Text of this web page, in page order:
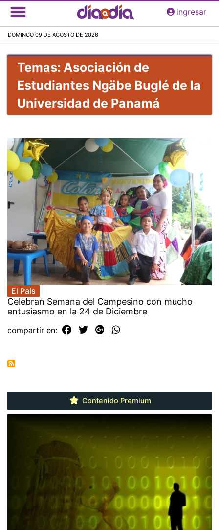
Pasar
al
principal
ingresar
DOMINGO 09 DE AGOSTO DE 2026
Temas: Asociación de
Estudiantes Ngäbe Buglé de la
Universidad de Panamá
El País
Celebran Semana del Campesino con mucho
entusiasmo en la 24 de Diciembre
compartir en:
Contenido Premium